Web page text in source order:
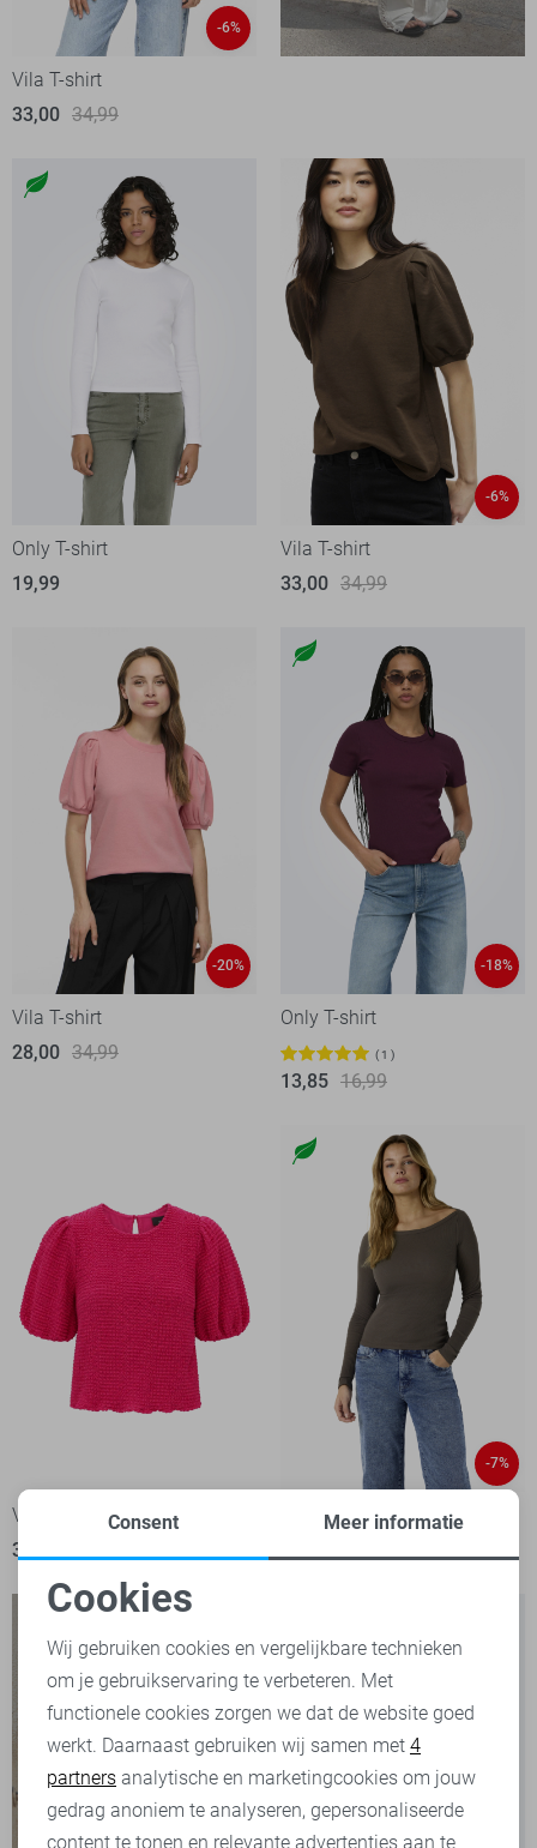
-6%
Vila T-shirt
33,00 34,99
Only T-shirt
19,99
-6%
Vila T-shirt
33,00 34,99
-20%
Vila T-shirt
28,00 34,99
-18%
Only T-shirt
1
13,85 16,99
Vero Moda T-shirt
39,99
-7%
Noisy may T-shirt
Noodzakelijke cookies
Personalisatie cookies
Analytische cookies
Marketing cookies
Consent Meer informatie
Cookies
Wij gebruiken cookies en vergelijkbare technieken
om je gebruikservaring te verbeteren. Met
functionele cookies zorgen we dat de website goed
werkt. Daarnaast gebruiken wij samen met 4
partners analytische en marketingcookies om jouw
gedrag anoniem te analyseren, gepersonaliseerde
content te tonen en relevante advertenties aan te